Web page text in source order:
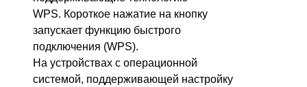
WPS. Короткое нажатие на кнопку
запускает функцию быстрого
подключения (WPS).
На устройствах с операционной
системой, поддерживающей настройку